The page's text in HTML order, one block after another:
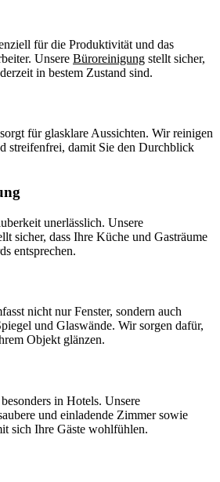
für die Produktivität und das
Unsere Büroreinigung stellt sicher,
in bestem Zustand sind.
sorgt für glasklare Aussichten. Wir reinigen
streifenfrei, damit Sie den Durchblick
unerlässlich. Unsere
sicher, dass Ihre Küche und Gasträume
entsprechen.
nicht nur Fenster, sondern auch
und Glaswände. Wir sorgen dafür,
Objekt glänzen.
in Hotels. Unsere
und einladende Zimmer sowie
sich Ihre Gäste wohlfühlen.